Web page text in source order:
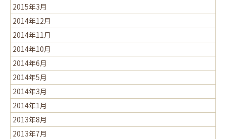
2015年3月
2014年12月
2014年11月
2014年10月
2014年6月
2014年5月
2014年3月
2014年1月
2013年8月
2013年7月